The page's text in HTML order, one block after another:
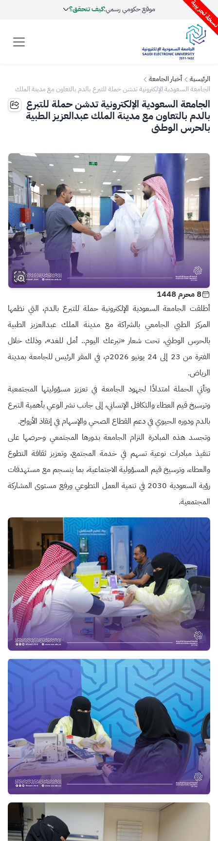
تجريبية موقع حكومي رسمي:كيف تتحقق؟
الرئيسية
أخبار الجامعة
الجامعة السعودية الإلكترونية تدشن حملة للتبرع بالدم بالتعاون مع مدينة الملك
عبدالعزيز الطبية بالحرس الوطني
الجامعة السعودية الإلكترونية تدشن حملة للتبرع
بالدم بالتعاون مع مدينة الملك عبدالعزيز الطبية
بالحرس الوطني
8 محرم 1448
أطلقت الجامعة السعودية الإلكترونية حملة للتبرع بالدم، التي نظمها
المركز الطبي الجامعي بالشراكة مع مدينة الملك عبدالعزيز الطبية
بالحرس الوطني، تحت شعار «تبرعك اليوم.. أمل للغد»، وذلك خلال
الفترة من 23 إلى 24 يونيو 2026م، في المقر الرئيس للجامعة بمدينة
الرياض.
وتأتي الحملة امتدادًا لجهود الجامعة في تعزيز مسؤوليتها المجتمعية
وترسيخ قيم العطاء والتكافل الإنساني، إلى جانب نشر الوعي بأهمية التبرع
بالدم ودوره الحيوي في دعم القطاع الصحي والإسهام في إنقاذ الأرواح.
وتجسد هذه المبادرة التزام الجامعة بدورها المجتمعي وحرصها على
تنفيذ مبادرات نوعية تسهم في خدمة المجتمع، وتعزيز ثقافة التطوع
والعطاء، وترسيخ قيم المسؤولية الاجتماعية، بما ينسجم مع مستهدفات
رؤية السعودية 2030 في تنمية العمل التطوعي ورفع مستوى المشاركة
المجتمعية.